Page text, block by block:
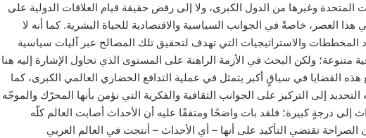
المتحدة وغيرها من الدول الكبرى، ولا إلى رفض حقيقة قيام العلاقات الدولية على
هذا العصر، خاصةً في الجوانب السياسية والاقتصادية للحياة البشرية. كما أنه لا
المخططات والاستراتيجيات التي تهدف لتحقيق تلك المصالح عبر آليات سياسية
متنوعة؛ ولكن البحث في الأزمة الراهنة على المستوى الذي نحاول الإشارة إليه هنا
القضايا في سياقٍ أكبر يتمثل في عملية التدافع الحضاري العالمي الكبرى، كما
إلى التركيز على الجوانب الثقافية والفكرية التي نؤمن بأنها المحرّك والموجّه
إلى درجةٍ كبيرة؛ فلقد بات واضحًا ومتفقًا عليه أن الأحداث أصابت العالم كلّه
الصراحة تقتضي التأكيد على أنها – أي الأحداث – أنتجت في العالم العربي